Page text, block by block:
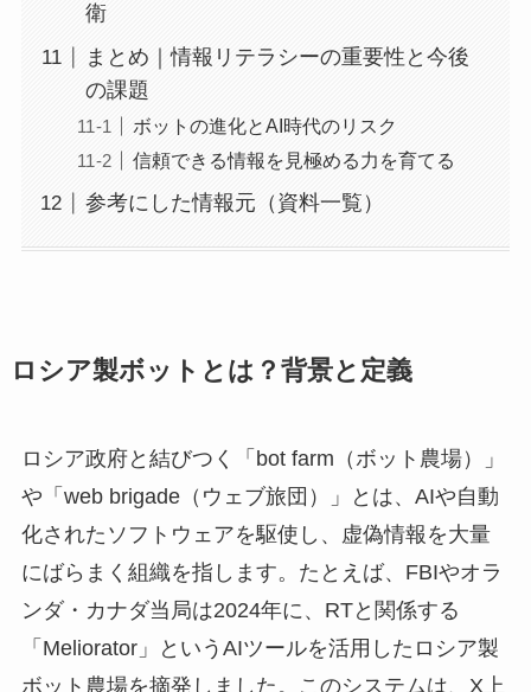
衛
まとめ｜情報リテラシーの重要性と今後
の課題
ボットの進化とAI時代のリスク
信頼できる情報を見極める力を育てる
参考にした情報元（資料一覧）
ロシア製ボットとは？背景と定義
ロシア政府と結びつく「bot farm（ボット農場）」
や「web brigade（ウェブ旅団）」とは、AIや自動
化されたソフトウェアを駆使し、虚偽情報を大量
にばらまく組織を指します。たとえば、FBIやオラ
ンダ・カナダ当局は2024年に、RTと関係する
「Meliorator」というAIツールを活用したロシア製
ボット農場を摘発しました。このシステムは、X上